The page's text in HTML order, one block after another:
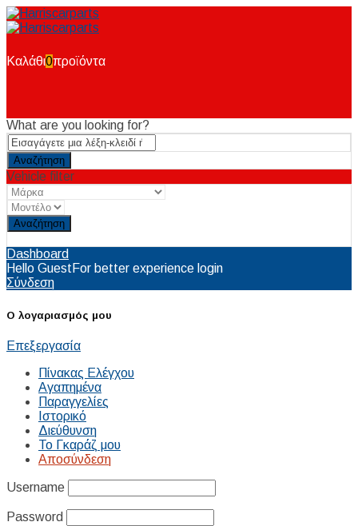
Καλάθι0προϊόντα
What are you looking for?
Vehicle filter
Dashboard
Hello Guest For better experience login
Σύνδεση
Ο λογαριασμός μου
Επεξεργασία
Πίνακας Ελέγχου
Αγαπημένα
Παραγγελίες
Ιστορικό
Διεύθυνση
Το Γκαράζ μου
Αποσύνδεση
Username
Password